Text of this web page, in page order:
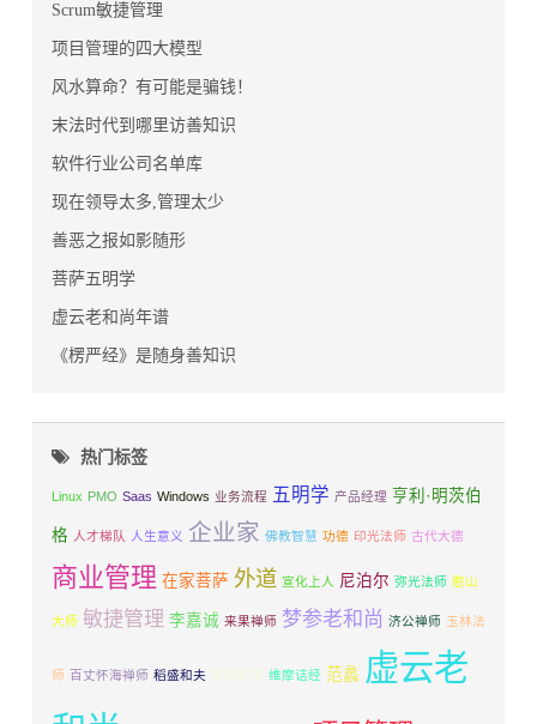
Scrum敏捷管理
项目管理的四大模型
风水算命？有可能是骗钱！
末法时代到哪里访善知识
软件行业公司名单库
现在领导太多,管理太少
善恶之报如影随形
菩萨五明学
虚云老和尚年谱
《楞严经》是随身善知识
热门标签
Linux PMO Saas Windows 业务流程 五明学 产品经理 亨利·明茨伯
格 人才梯队 人生意义 企业家 佛教智慧 功德 印光法师 古代大德
商业管理 在家菩萨 外道 宣化上人 尼泊尔 弥光法师 憨山
大师 敏捷管理 李嘉诚 来果禅师 梦参老和尚 济公禅师 玉林法
师 百丈怀海禅师 稻盛和夫 维摩诘经 范蠡 虚云老